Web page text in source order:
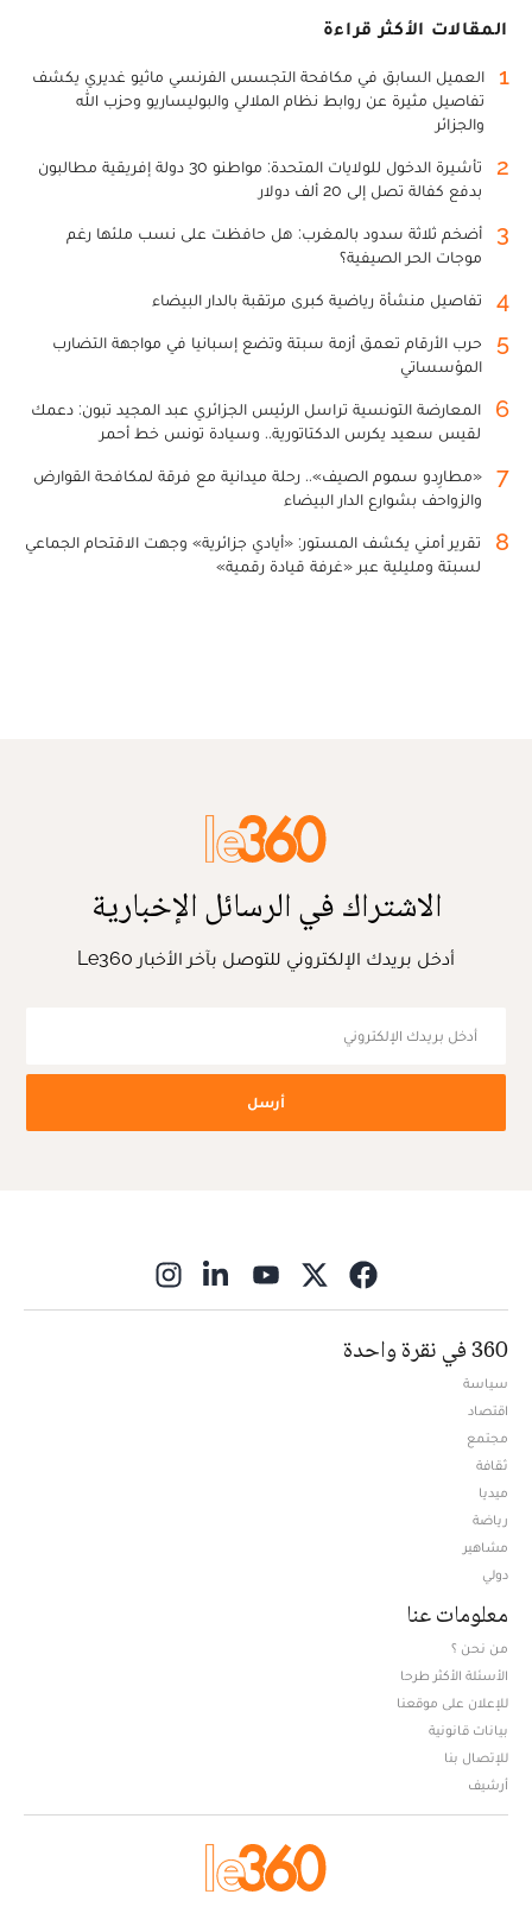
المقالات الأكثر قراءة
1
العميل السابق في مكافحة التجسس الفرنسي ماثيو غديري يكشف
تفاصيل مثيرة عن روابط نظام الملالي والبوليساريو وحزب الله
والجزائر
2
تأشيرة الدخول للولايات المتحدة: مواطنو 30 دولة إفريقية مطالبون
بدفع كفالة تصل إلى 20 ألف دولار
3
أضخم ثلاثة سدود بالمغرب: هل حافظت على نسب ملئها رغم
موجات الحر الصيفية؟
4 تفاصيل منشأة رياضية كبرى مرتقبة بالدار البيضاء
5
حرب الأرقام تعمق أزمة سبتة وتضع إسبانيا في مواجهة التضارب
المؤسساتي
6
المعارضة التونسية تراسل الرئيس الجزائري عبد المجيد تبون: دعمك
لقيس سعيد يكرس الدكتاتورية.. وسيادة تونس خط أحمر
7
«مطارِدو سموم الصيف».. رحلة ميدانية مع فرقة لمكافحة القوارض
والزواحف بشوارع الدار البيضاء
8
تقرير أمني يكشف المستور: «أيادي جزائرية» وجهت الاقتحام الجماعي
لسبتة ومليلية عبر «غرفة قيادة رقمية»
الاشتراك في الرسائل الإخبارية
أدخل بريدك الإلكتروني للتوصل بآخر الأخبار Le360
أرسل
360 في نقرة واحدة
سياسة
اقتصاد
مجتمع
ثقافة
ميديا
رياضة
مشاهير
دولي
معلومات عنا
من نحن ؟
الأسئلة الأكثر طرحا
للإعلان على موقعنا
بيانات قانونية
للإتصال بنا
أرشيف